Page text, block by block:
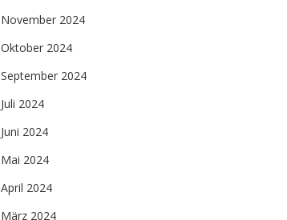
November 2024
Oktober 2024
September 2024
Juli 2024
Juni 2024
Mai 2024
April 2024
März 2024